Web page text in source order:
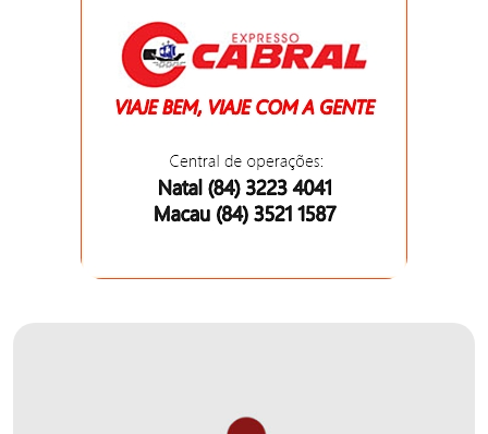
ELEIÇÃO
ESCOLAR
EMANCIPAÇÃO